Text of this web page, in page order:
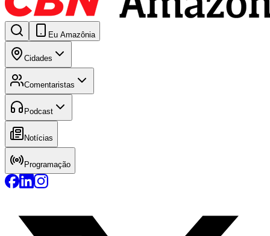
Eu Amazônia
Cidades
Comentaristas
Podcast
Notícias
Programação